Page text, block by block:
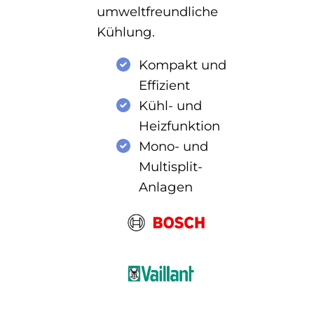
umweltfreundliche
Kühlung.
Kompakt und
Effizient
Kühl- und
Heizfunktion
Mono- und
Multisplit-
Anlagen